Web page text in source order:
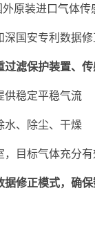
原装进口气体
深国安专利数据
滤保护装置、
供稳定平稳气流
水、除尘、干燥
，目标气体充分有
修正模式，确保